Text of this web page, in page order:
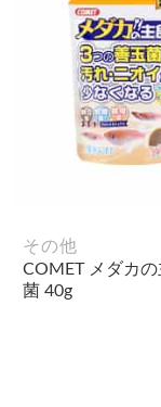
その他
COMET メダカ
菌 40g